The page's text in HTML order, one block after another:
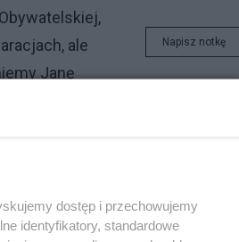
ale
Janę
a teraz
Napisz notkę
dostęp i przechowujemy
identyfikatory, standardowe